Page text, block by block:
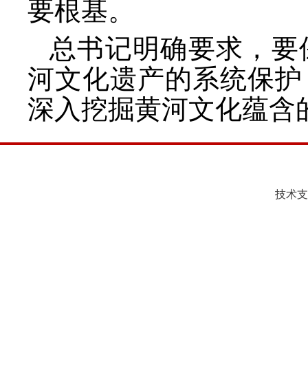
要根基。
总书记明确要求，
河文化遗产的系统保
深入挖掘黄河文化蕴含
技术